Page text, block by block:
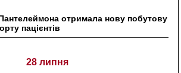
отримала нову побутову
пацієнтів
28 липня